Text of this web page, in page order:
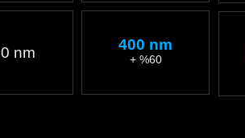
nm 400 nm
+ %60